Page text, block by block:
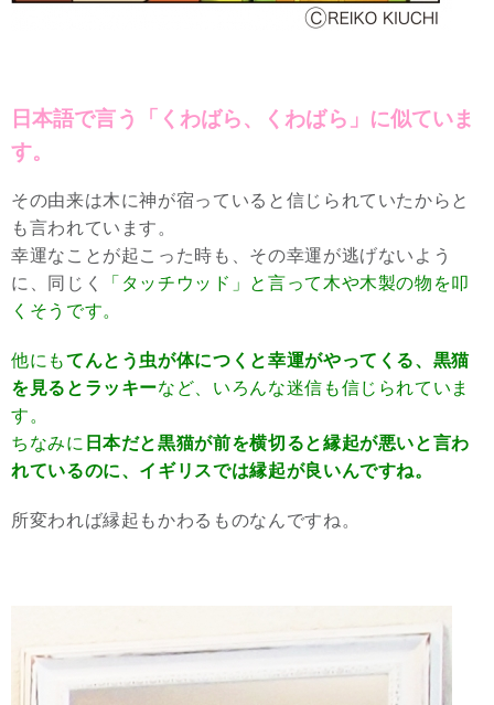
日本語で言う「くわばら、くわばら」に似ていま
す。
その由来は木に神が宿っていると信じられていたからと
も言われています。
幸運なことが起こった時も、その幸運が逃げないよう
に、同じく
「タッチウッド」と言って木や木製の物を叩
くそうです。
他にもてんとう虫が体につくと幸運がやってくる、黒猫
を見るとラッキーなど、いろんな迷信も信じられていま
す。
ちなみに 日本だと黒猫が前を横切ると縁起が悪いと言わ
れているのに、イギリスでは縁起が良いんですね。
所変われば縁起もかわるものなんですね。